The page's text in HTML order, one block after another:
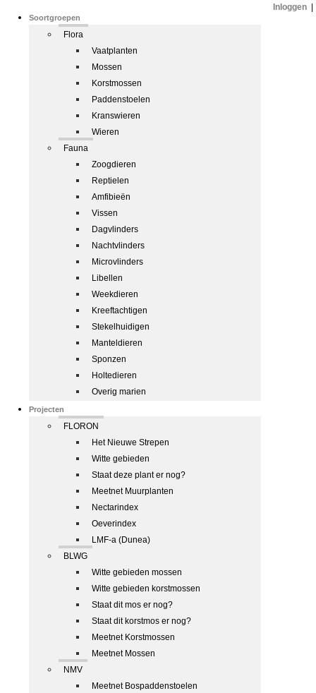
Soortgroepen
Flora
Vaatplanten
Mossen
Korstmossen
Paddenstoelen
Kranswieren
Wieren
Fauna
Zoogdieren
Reptielen
Amfibieën
Vissen
Dagvlinders
Nachtvlinders
Microvlinders
Libellen
Weekdieren
Kreeftachtigen
Stekelhuidigen
Manteldieren
Sponzen
Holtedieren
Overig marien
Projecten
FLORON
Het Nieuwe Strepen
Witte gebieden
Staat deze plant er nog?
Meetnet Muurplanten
Nectarindex
Oeverindex
LMF-a (Dunea)
BLWG
Witte gebieden mossen
Witte gebieden korstmossen
Staat dit mos er nog?
Staat dit korstmos er nog?
Meetnet Korstmossen
Meetnet Mossen
NMV
Meetnet Bospaddenstoelen
Inloggen